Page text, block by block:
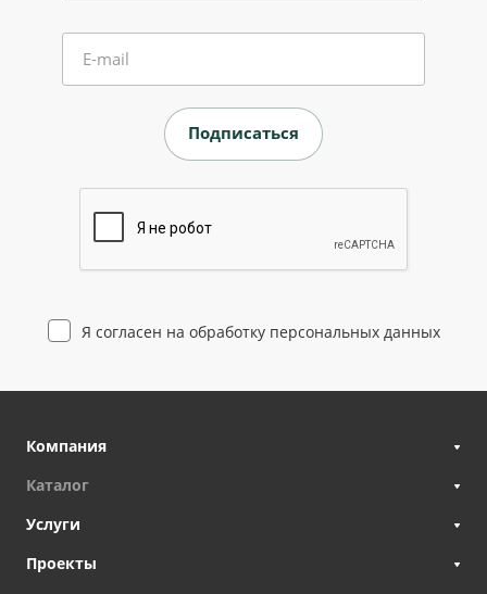
E-mail
Я согласен на обработку персональных данных
Компания
Каталог
Услуги
Проекты